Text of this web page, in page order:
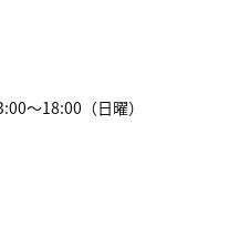
〜18:00（日曜）